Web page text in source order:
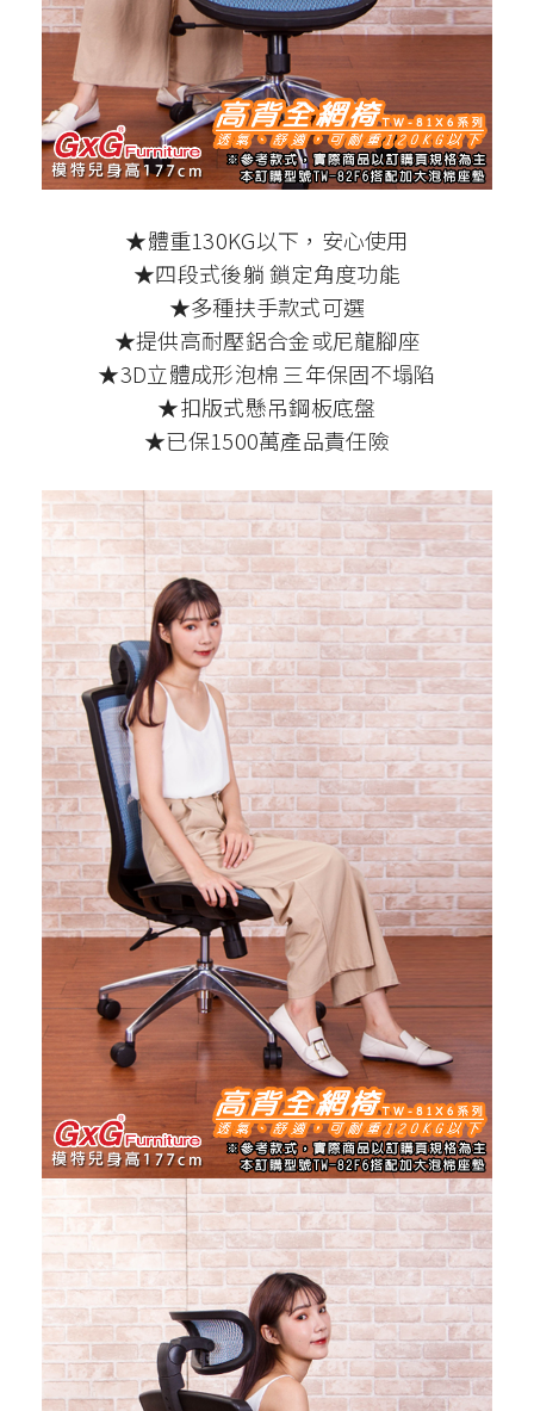
★體重130KG以下，安心使用
★四段式後躺 鎖定角度功能
★多種扶手款式可選
★提供高耐壓鋁合金或尼龍腳座
★3D立體成形泡棉 三年保固不塌陷
★扣版式懸吊鋼板底盤
★已保1500萬產品責任險